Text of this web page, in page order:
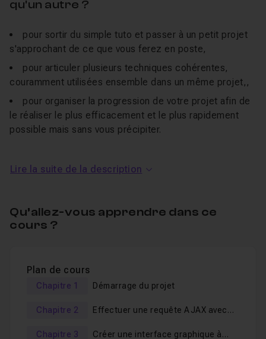
qu'un autre ?
pour sortir du simple tuto et passer à un petit projet
s'approchant de ce que vous ferez en poste,
pour articuler plusieurs techniques cohérentes,
couramment utilisées ensemble dans un même projet,,
pour organiser la progression de votre projet afin de
le réaliser le plus efficacement et le plus rapidement
possible mais sans vous précipiter.
un site ecommerce avec les React
Voici les notions qui vont être abordées dans ce
en vidéo:
utilisation conjointe desReact Hooksles plus
courants,
Lire la suite de la description
Qu’allez-vous apprendre dans ce
cours ?
Plan de cours
Chapitre 1 Démarrage du projet
Chapitre 2
Effectuer une requête AJAX avec
Chapitre 3
Créer une interface graphique à